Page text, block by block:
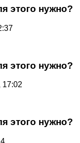
этого нужно?
этого нужно?
17:02
этого нужно?